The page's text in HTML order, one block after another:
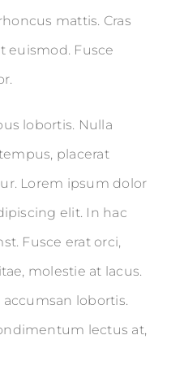
mattis. Cras
euismod. Fusce
lobortis. Nulla
placerat
Lorem ipsum dolor
elit. In hac
Fusce erat orci,
molestie at lacus.
lobortis.
lectus at,